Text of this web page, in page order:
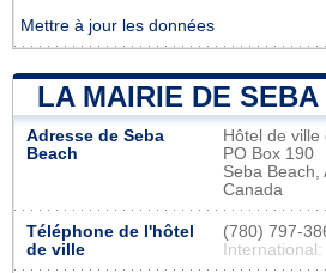
Mettre à jour les données
LA MAIRIE DE SEBA
Adresse de Seba
Beach
Hôtel de ville
PO Box 190
Seba Beach,
Canada
Téléphone de l'hôtel
de ville
(780) 797-